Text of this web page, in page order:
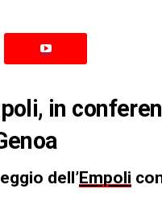
in
dell’Empoli